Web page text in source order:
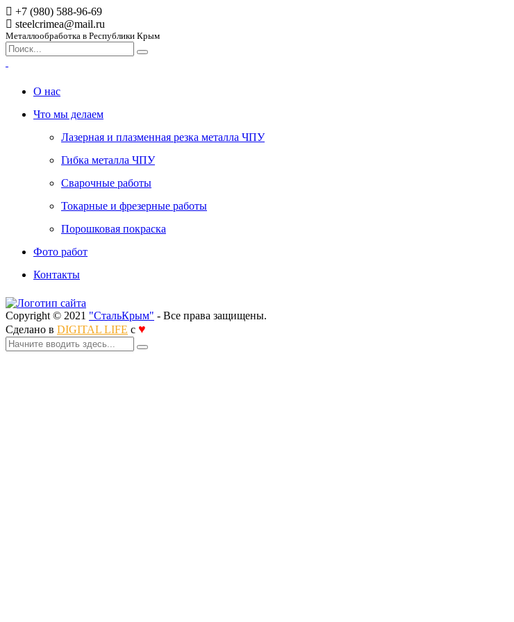
+7 (980) 588-96-69
steelcrimea@mail.ru
Металлообработка в Республики Крым
О нас
Что мы делаем
Лазерная и плазменная резка металла ЧПУ
Гибка металла ЧПУ
Сварочные работы
Токарные и фрезерные работы
Порошковая покраска
Фото работ
Контакты
Copyright © 2021 "СтальКрым" - Все права защищены.
Сделано в DIGITAL LIFE с ♥